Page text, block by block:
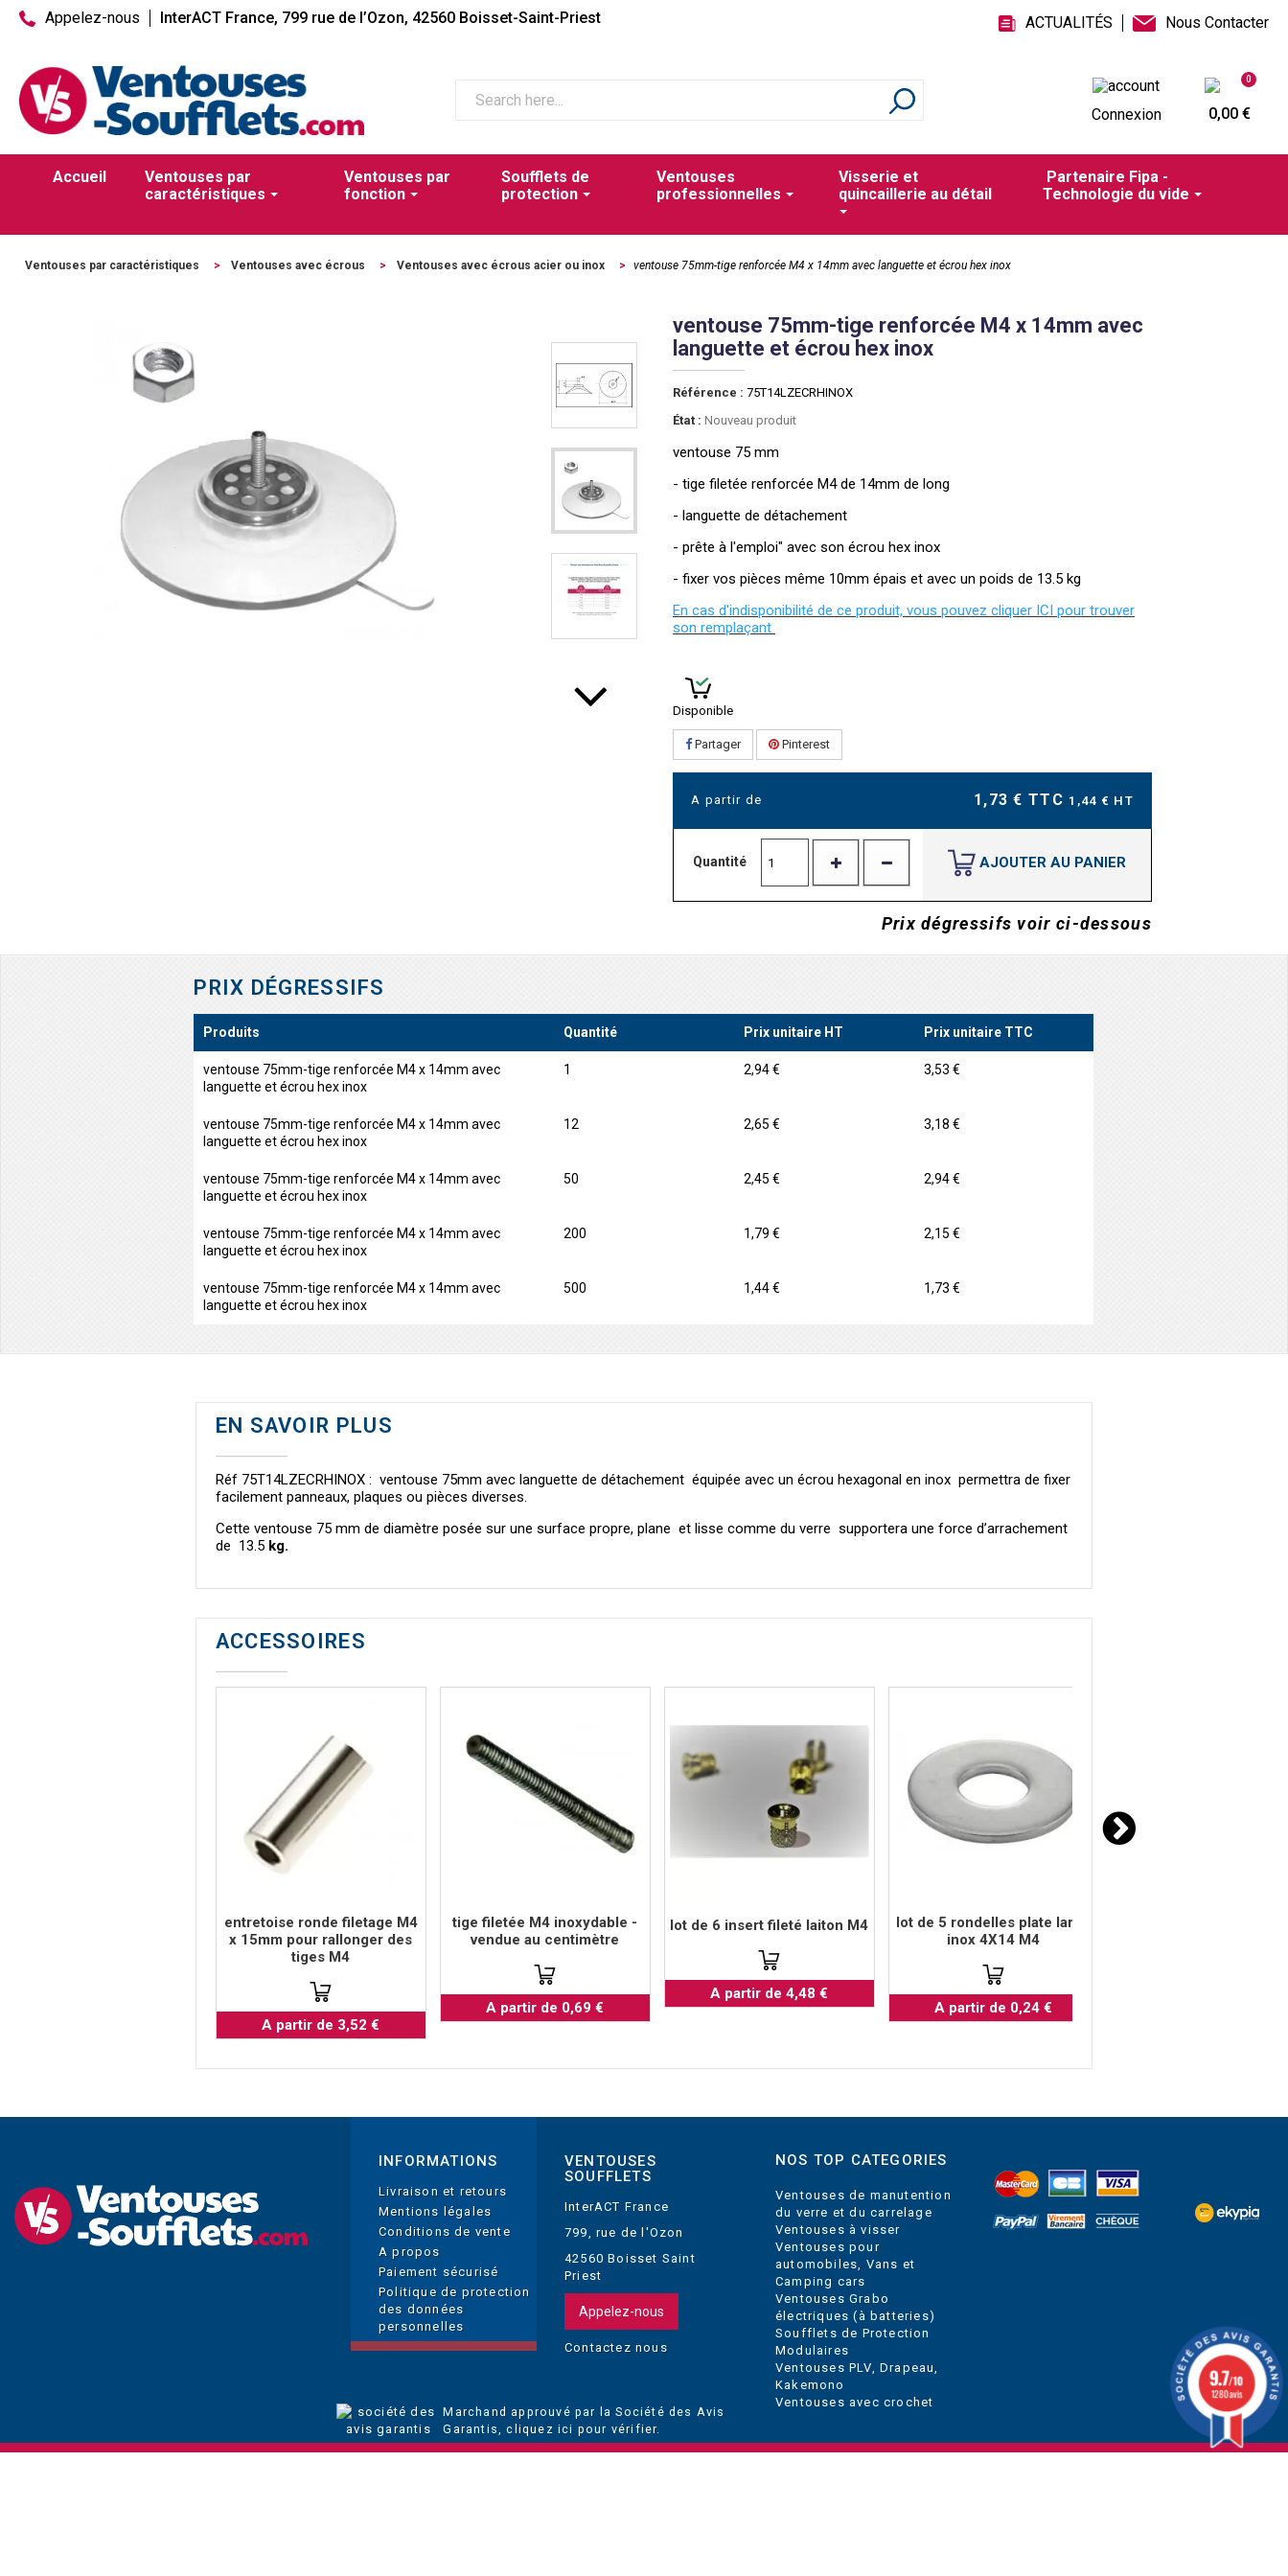
Appelez-nous InterACT France, 799 rue de l’Ozon, 42560 Boisset-Saint-Priest ACTUALITÉS Nous Contacter
Connexion
0
0,00 €
Accueil
Ventouses par
caractéristiques
Ventouses par
fonction
Soufflets de
protection
Ventouses
professionnelles
Visserie et
quincaillerie au détail
Partenaire Fipa -
Technologie du vide
Ventouses par caractéristiques > Ventouses avec écrous > Ventouses avec écrous acier ou inox > ventouse 75mm-tige renforcée M4 x 14mm avec languette et écrou hex inox
ventouse 75mm-tige renforcée M4 x 14mm avec
languette et écrou hex inox
Référence : 75T14LZECRHINOX
État : Nouveau produit
ventouse 75 mm
- tige filetée renforcée M4 de 14mm de long
- languette de détachement
- prête à l'emploi" avec son écrou hex inox
- fixer vos pièces même 10mm épais et avec un poids de 13.5 kg
En cas d'indisponibilité de ce produit, vous pouvez cliquer ICI pour trouver
son remplaçant
Disponible
Partager Pinterest
A partir de 1,73 € TTC 1,44 € HT
Quantité AJOUTER AU PANIER
Prix dégressifs voir ci-dessous
PRIX DÉGRESSIFS
Produits Quantité Prix unitaire HT Prix unitaire TTC
ventouse 75mm-tige renforcée M4 x 14mm avec
languette et écrou hex inox
1 2,94 € 3,53 €
ventouse 75mm-tige renforcée M4 x 14mm avec
languette et écrou hex inox
12 2,65 € 3,18 €
ventouse 75mm-tige renforcée M4 x 14mm avec
languette et écrou hex inox
50 2,45 € 2,94 €
ventouse 75mm-tige renforcée M4 x 14mm avec
languette et écrou hex inox
200 1,79 € 2,15 €
ventouse 75mm-tige renforcée M4 x 14mm avec
languette et écrou hex inox
500 1,44 € 1,73 €
EN SAVOIR PLUS
Réf 75T14LZECRHINOX : ventouse 75mm avec languette de détachement équipée avec un écrou hexagonal en inox permettra de fixer
facilement panneaux, plaques ou pièces diverses.
Cette ventouse 75 mm de diamètre posée sur une surface propre, plane et lisse comme du verre supportera une force d’arrachement
de 13.5kg.
ACCESSOIRES
entretoise ronde filetage M4
x 15mm pour rallonger des
tiges M4
A partir de 3,52 €
tige filetée M4 inoxydable -
vendue au centimètre
A partir de 0,69 €
lot de 6 insert fileté laiton M4
A partir de 4,48 €
lot de 5 rondelles plate large
inox 4X14 M4
A partir de 0,24 €
INFORMATIONS
Livraison et retours
Mentions légales
Conditions de vente
A propos
Paiement sécurisé
Politique de protection
des données
personnelles
VENTOUSES
SOUFFLETS
InterACT France
799, rue de l'Ozon
42560 Boisset Saint
Priest
Appelez-nous
Contactez nous
Marchand approuvé par la Société des Avis
Garantis,cliquez ici pour vérifier.
NOS TOP CATEGORIES
Ventouses de manutention
du verre et du carrelage
Ventouses à visser
Ventouses pour
automobiles, Vans et
Camping cars
Ventouses Grabo
électriques (à batteries)
Soufflets de Protection
Modulaires
Ventouses PLV, Drapeau,
Kakemono
Ventouses avec crochet
9.7/10
1280 avis